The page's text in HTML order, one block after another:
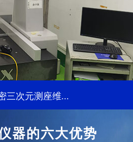
三次元测座维...
...
器的六大优势